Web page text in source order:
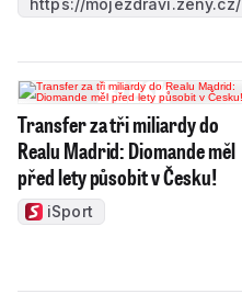
https://mojezdravi.zeny.cz/
Transfer za tři miliardy do
Realu Madrid: Diomande měl
před lety působit v Česku!
iSport